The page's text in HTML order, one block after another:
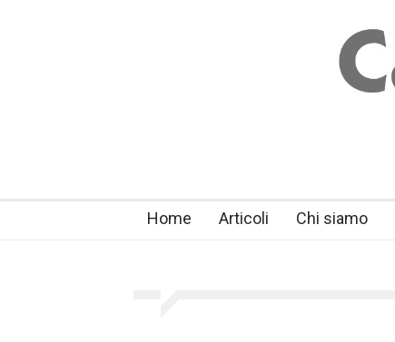
Home Articoli Chi siamo